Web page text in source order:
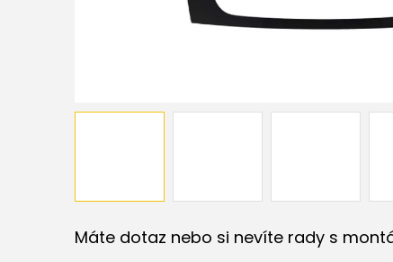
Máte dotaz nebo si nevíte rady s